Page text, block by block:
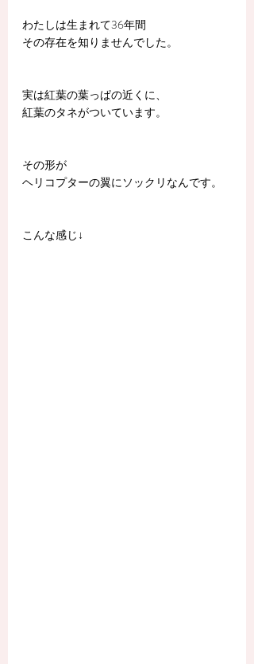
わたしは生まれて36年間
その存在を知りませんでした。
実は紅葉の葉っぱの近くに、
紅葉のタネがついています。
その形が
ヘリコプターの翼にソックリなんです。
こんな感じ↓